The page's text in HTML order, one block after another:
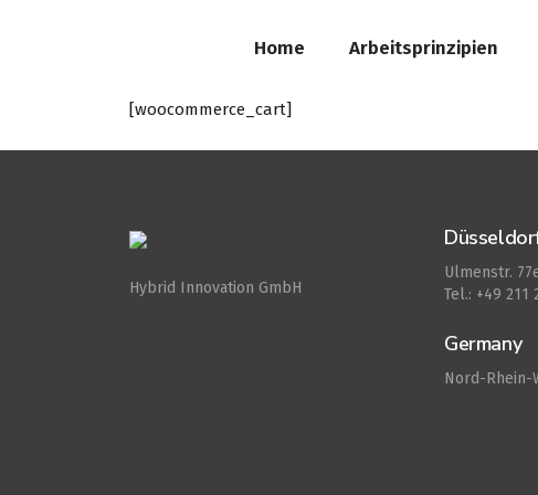
Home Arbeitsprinzipien
[woocommerce_cart]
Hybrid Innovation GmbH
Ulmenstr.
Tel.: +49 211
Germany
Nord-Rhein-